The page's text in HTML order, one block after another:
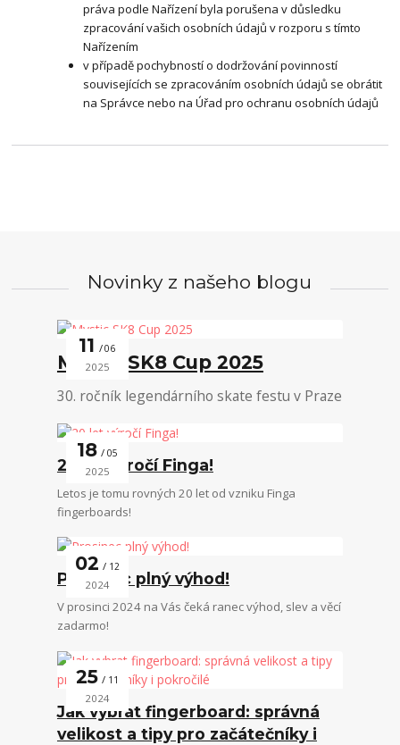
práva podle Nařízení byla porušena v důsledku
zpracování vašich osobních údajů v rozporu s tímto
Nařízením
v případě pochybností o dodržování povinností
souvisejících se zpracováním osobních údajů se obrátit
na Správce nebo na Úřad pro ochranu osobních údajů
Novinky z našeho blogu
11 06
2025
Mystic SK8 Cup 2025
30. ročník legendárního skate festu v Praze
18 05
2025
20 let výročí Finga!
Letos je tomu rovných 20 let od vzniku Finga
fingerboards!
02 12
2024
Prosinec plný výhod!
V prosinci 2024 na Vás čeká ranec výhod, slev a věcí
zadarmo!
25 11
2024
Jak vybrat fingerboard: správná
velikost a tipy pro začátečníky i